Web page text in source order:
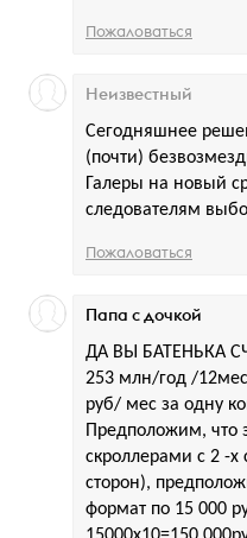
Пожаловаться
Сегодняшнее
(почти)
Галеры на новый
следователям
Неизвестный
Пожаловаться
ДА ВЫ БАТЕНЬКА
253 млн/год /
руб/ мес за одну
Предположим, что
скроллерами с 2 -х
сторон),
формат по 15 000
Папа с дочкой